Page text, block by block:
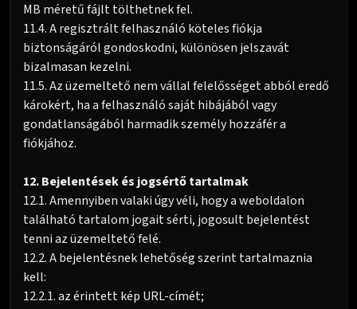
MB méretű fájlt tölthetnek fel.
11.4. A regisztrált felhasználó köteles fiókja
biztonságáról gondoskodni, különösen jelszavát
bizalmasan kezelni.
11.5. Az üzemeltető nem vállal felelősséget abból eredő
károkért, ha a felhasználó saját hibájából vagy
gondatlanságából harmadik személy hozzáfér a
fiókjához.
12. Bejelentések és jogsértő tartalmak
12.1. Amennyiben valaki úgy véli, hogy a weboldalon
található tartalom jogait sérti, jogosult bejelentést
tenni az üzemeltető felé.
12.2. A bejelentésnek lehetőség szerint tartalmaznia
kell:
12.2.1. az érintett kép URL-címét;